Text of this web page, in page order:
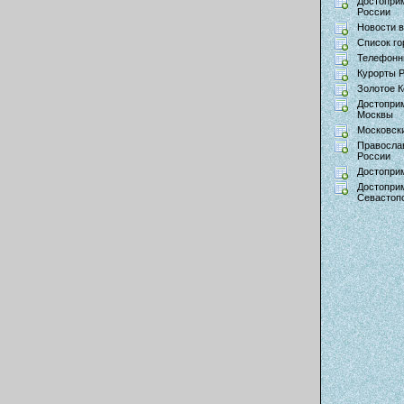
России
Новости
Список
Курорты
Золотое
Москвы
России